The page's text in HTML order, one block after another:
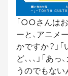
「○○さんはお
ーと、アニメ
かですか？」
ど、、、」「
うのでもない